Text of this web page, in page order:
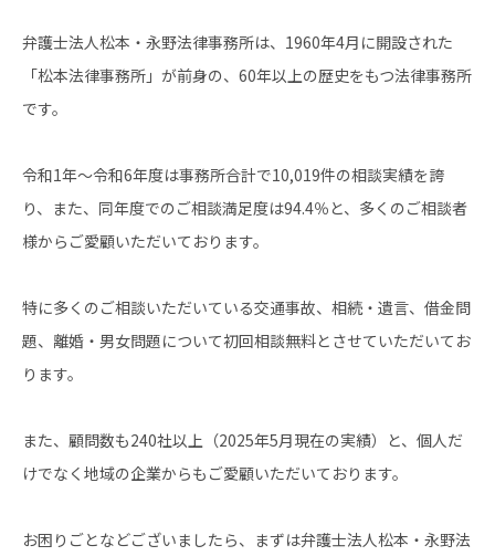
弁護士法人松本・永野法律事務所は、1960年4月に開設された
「松本法律事務所」が前身の、60年以上の歴史をもつ法律事務所
です。
令和1年～令和6年度は事務所合計で10,019件の相談実績を誇
り、また、同年度でのご相談満足度は94.4％と、多くのご相談者
様からご愛顧いただいております。
特に多くのご相談いただいている交通事故、相続・遺言、借金問
題、離婚・男女問題について初回相談無料とさせていただいてお
ります。
また、顧問数も240社以上（2025年5月現在の実績）と、個人だ
けでなく地域の企業からもご愛顧いただいております。
お困りごとなどございましたら、まずは弁護士法人松本・永野法